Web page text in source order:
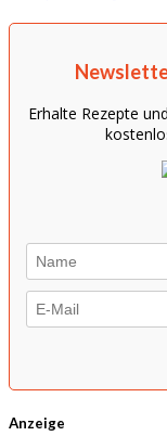
Erhalte Rezepte
Anzeige